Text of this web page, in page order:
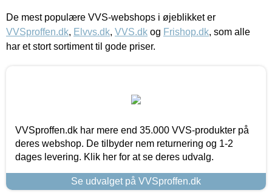
De mest populære VVS-webshops i øjeblikket er
VVSproffen.dk, Elvvs.dk, VVS.dk og Frishop.dk, som alle
har et stort sortiment til gode priser.
VVSproffen.dk har mere end 35.000 VVS-produkter på
deres webshop. De tilbyder nem returnering og 1-2
dages levering. Klik her for at se deres udvalg.
Se udvalget på VVSproffen.dk